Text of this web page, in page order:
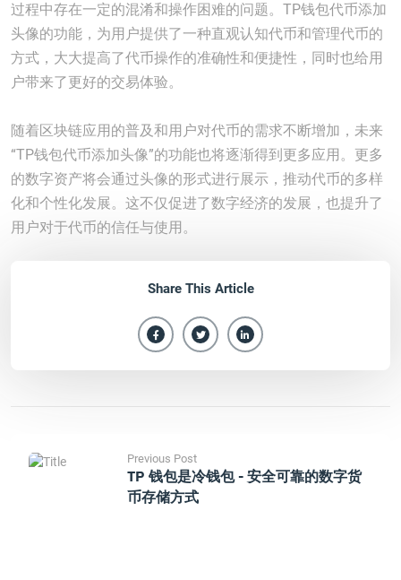
过程中存在一定的混淆和操作困难的问题。TP钱包代币添加
头像的功能，为用户提供了一种直观认知代币和管理代币的
方式，大大提高了代币操作的准确性和便捷性，同时也给用
户带来了更好的交易体验。
随着区块链应用的普及和用户对代币的需求不断增加，未来
“TP钱包代币添加头像”的功能也将逐渐得到更多应用。更多
的数字资产将会通过头像的形式进行展示，推动代币的多样
化和个性化发展。这不仅促进了数字经济的发展，也提升了
用户对于代币的信任与使用。
Share This Article
Previous Post
TP 钱包是冷钱包 - 安全可靠的数字货
币存储方式